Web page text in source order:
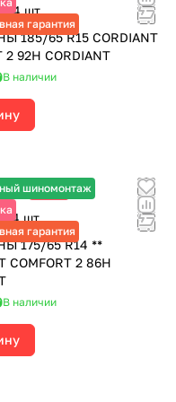
гарантия
4 шт.
185/65 R15 CORDIANT
2 92H CORDIANT
В наличии
шиномонтаж
гарантия
₽ -25%
4 шт.
175/65 R14 **
COMFORT 2 86H
В наличии